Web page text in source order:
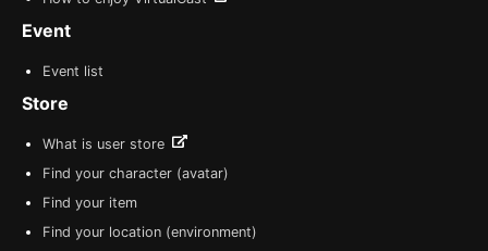
Event
Event list
Store
What is user store
Find your character (avatar)
Find your item
Find your location (environment)